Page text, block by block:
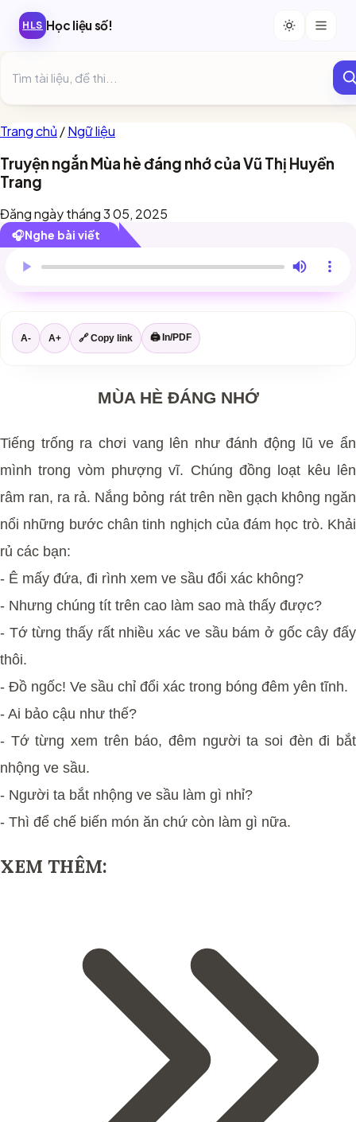
HLS Học liệu số!
Trang chủ /Ngữ liệu
Truyện ngắn Mùa hè đáng nhớ của Vũ Thị Huyền
Trang
Đăng ngày tháng 3 05, 2025
🎧Nghe bài viết
Trình duyệt này chưa hỗ trợ đọc bài viết.
A- A+ 🔗 Copy link 🖨 In/PDF
MÙA HÈ ĐÁNG NHỚ
Tiếng trống ra chơi vang lên như đánh động lũ ve ẩn
mình trong vòm phượng vĩ. Chúng đồng loạt kêu lên
râm ran, ra rả. Nắng bỏng rát trên nền gạch không ngăn
nổi những bước chân tinh nghịch của đám học trò. Khải
rủ các bạn:
- Ê mấy đứa, đi rình xem ve sầu đổi xác không?
- Nhưng chúng tít trên cao làm sao mà thấy được?
- Tớ từng thấy rất nhiều xác ve sầu bám ở gốc cây đấy
thôi.
- Đồ ngốc! Ve sầu chỉ đổi xác trong bóng đêm yên tĩnh.
- Ai bảo cậu như thế?
- Tớ từng xem trên báo, đêm người ta soi đèn đi bắt
nhộng ve sầu.
- Người ta bắt nhộng ve sầu làm gì nhỉ?
- Thì để chế biến món ăn chứ còn làm gì nữa.
XEM THÊM: